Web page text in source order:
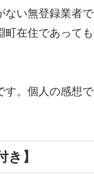
ない無登録業者で
町在住であっても
す。個人の感想で
】